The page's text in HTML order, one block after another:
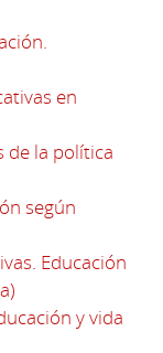
en
de la política
según
Educación
y vida